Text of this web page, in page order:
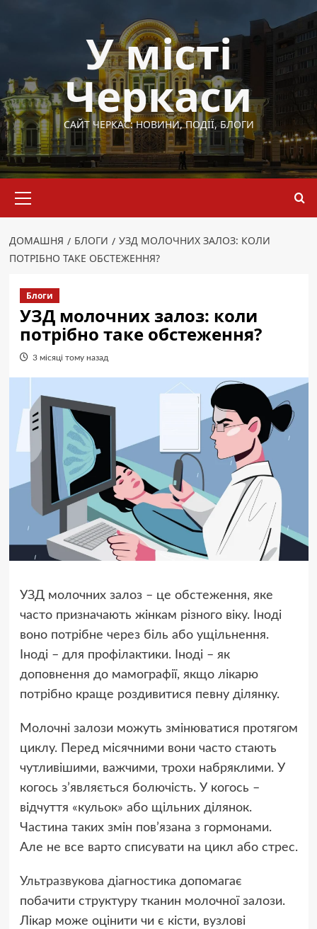
У місті
Черкаси
САЙТ ЧЕРКАС: НОВИНИ, ПОДІЇ, БЛОГИ
меню
ДОМАШНЯ БЛОГИ
УЗД МОЛОЧНИХ ЗАЛОЗ: КОЛИ
ПОТРІБНО ТАКЕ ОБСТЕЖЕННЯ?
Блоги
УЗД молочних залоз: коли
потрібно таке обстеження?
3 місяці тому назад
УЗД молочних залоз – це обстеження, яке
часто призначають жінкам різного віку. Іноді
воно потрібне через біль або ущільнення.
Іноді – для профілактики. Іноді – як
доповнення до мамографії, якщо лікарю
потрібно краще роздивитися певну ділянку.
Молочні залози можуть змінюватися протягом
циклу. Перед місячними вони часто стають
чутливішими, важчими, трохи набряклими. У
когось з’являється болючість. У когось –
відчуття «кульок» або щільних ділянок.
Частина таких змін пов’язана з гормонами.
Але не все варто списувати на цикл або стрес.
Ультразвукова діагностика допомагає
побачити структуру тканин молочної залози.
Лікар може оцінити чи є кісти, вузлові